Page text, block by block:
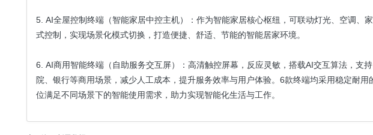
5. AI全屋控制终端（智能家居中控主机）：作为智能家居核心枢纽，可联动灯光、空调、
式控制，实现场景化模式切换，打造便捷、舒适、节能的智能居家环境。
6. AI商用智能终端（自助服务交互屏）：高清触控屏幕，反应灵敏，搭载AI交互算法，支
院、银行等商用场景，减少人工成本，提升服务效率与用户体验。6款终端均采用稳定耐
位满足不同场景下的智能使用需求，助力实现智能化生活与工作。